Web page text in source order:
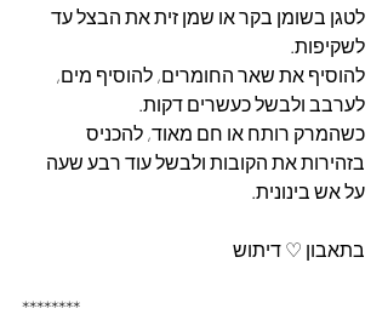
לטגן בשומן בקר או שמן זית את הבצל עד
לשקיפות.
להוסיף את שאר החומרים, להוסיף מים,
לערבב ולבשל כעשרים דקות.
כשהמרק רותח או חם מאוד, להכניס
בזהירות את הקובות ולבשל עוד רבע שעה
על אש בינונית.
בתאבון ♡ דיתוש
********